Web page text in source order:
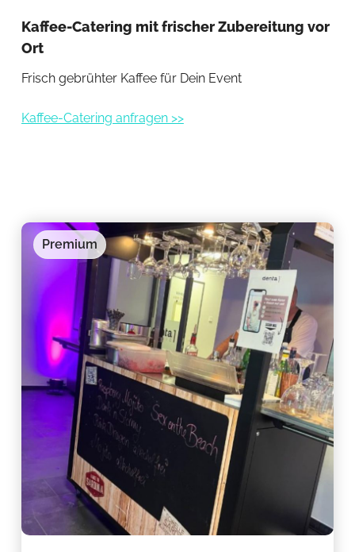
Kaffee-Catering mit frischer Zubereitung vor
Ort
Frisch gebrühter Kaffee für Dein Event
Kaffee-Catering anfragen >>
Premium